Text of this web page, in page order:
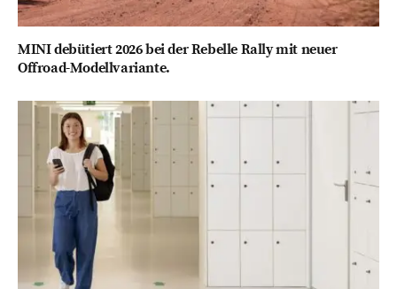
MINI debütiert 2026 bei der Rebelle Rally mit neuer
Offroad-Modellvariante.